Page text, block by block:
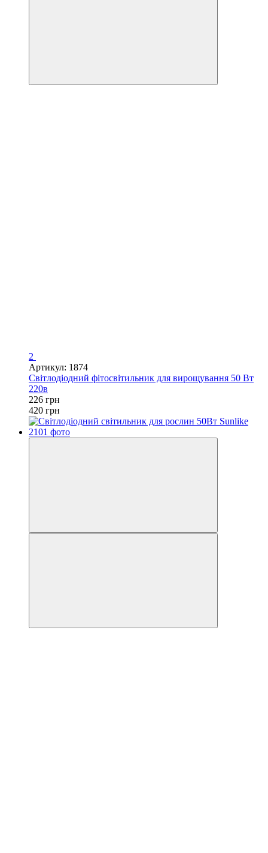
2
Артикул: 1874
Світлодіодний фітосвітильник для вирощування 50 Вт
220в
226 грн
420 грн